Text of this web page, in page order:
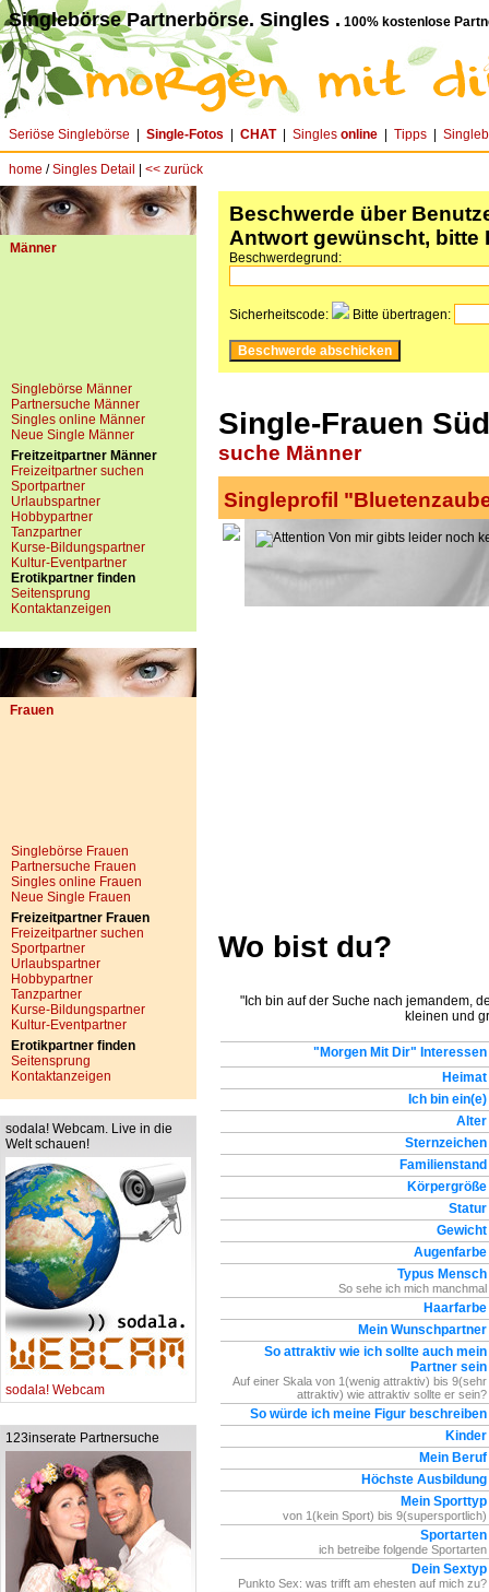
Singlebörse Partnerbörse. Singles . 100% kostenlose
Seriöse Singlebörse Single-Fotos CHAT| Singles online Tipps
home /Singles Detail << zurück
Männer
Singlebörse Männer
Partnersuche Männer
Singles online Männer
Neue Single Männer
Freitzeitpartner Männer
Freizeitpartner suchen
Sportpartner
Urlaubspartner
Hobbypartner
Tanzpartner
Kurse-Bildungspartner
Kultur-Eventpartner
Erotikpartner finden
Seitensprung
Kontaktanzeigen
Frauen
Singlebörse Frauen
Partnersuche Frauen
Singles online Frauen
Neue Single Frauen
Freizeitpartner Frauen
Freizeitpartner suchen
Sportpartner
Urlaubspartner
Hobbypartner
Tanzpartner
Kurse-Bildungspartner
Kultur-Eventpartner
Erotikpartner finden
Seitensprung
Kontaktanzeigen
sodala! Webcam. Live in die
Welt schauen!
sodala! Webcam
123inserate Partnersuche
Beschwerde über
Antwort gewünscht, bitte
Beschwerdegrund:
Sicherheitscode: Bitte übertragen:
Single-Frauen
suche Männer
Singleprofil
Von mir gibts leider noch
Wo bist du?
"Ich bin auf der Suche nach jemandem,
kleinen und
"Morgen Mit Dir" Interessen
Heimat
Ich bin ein(e)
Alter
Sternzeichen
Familienstand
Körpergröße
Statur
Gewicht
Augenfarbe
Typus Mensch
So sehe ich mich manchmal
Haarfarbe
Mein Wunschpartner
So attraktiv wie ich sollte auch mein
Partner sein
Auf einer Skala von 1(wenig attraktiv) bis 9(sehr
attraktiv) wie attraktiv sollte er sein?
So würde ich meine Figur beschreiben
Kinder
Mein Beruf
Höchste Ausbildung
Mein Sporttyp
von 1(kein Sport) bis 9(supersportlich)
Sportarten
ich betreibe folgende Sportarten
Dein Sextyp
Punkto Sex: was trifft am ehesten auf mich zu?